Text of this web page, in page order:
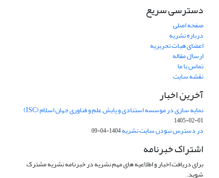
دسترسی سریع
صفحه اصلی
درباره نشریه
اعضای هیات تحریریه
ارسال مقاله
تماس با ما
نقشه سایت
آخرین اخبار
نمایه سازی در موسسه استنادی و پایش علم و فناوری جهان اسلام (ISC)
1405-02-01
در دسترس نبودن سایت نشریه1404-04-09
اشتراک خبرنامه
برای دریافت اخبار و اطلاعیه های مهم نشریه در خبرنامه نشریه مشترک
شوید.